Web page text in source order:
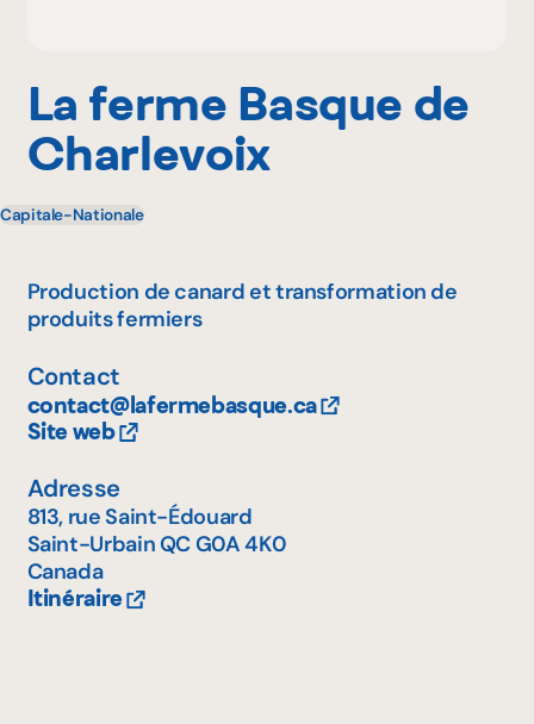
La ferme Basque de
Charlevoix
Capitale-Nationale
Production de canard et transformation de
produits fermiers
Contact
contact@lafermebasque.ca
Site web
Adresse
813, rue Saint-Édouard
Saint-UrbainQCG0A 4K0
Canada
Itinéraire